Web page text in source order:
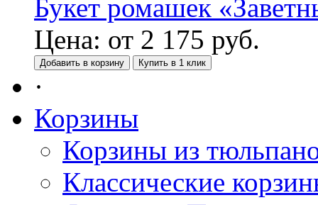
Букет ромашек
Цена: от 2 175 руб.
Добавить в корзину Купить в 1 клик
·
Корзины
Корзины из
Классические